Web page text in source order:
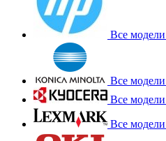
Все
Все
Все
Все